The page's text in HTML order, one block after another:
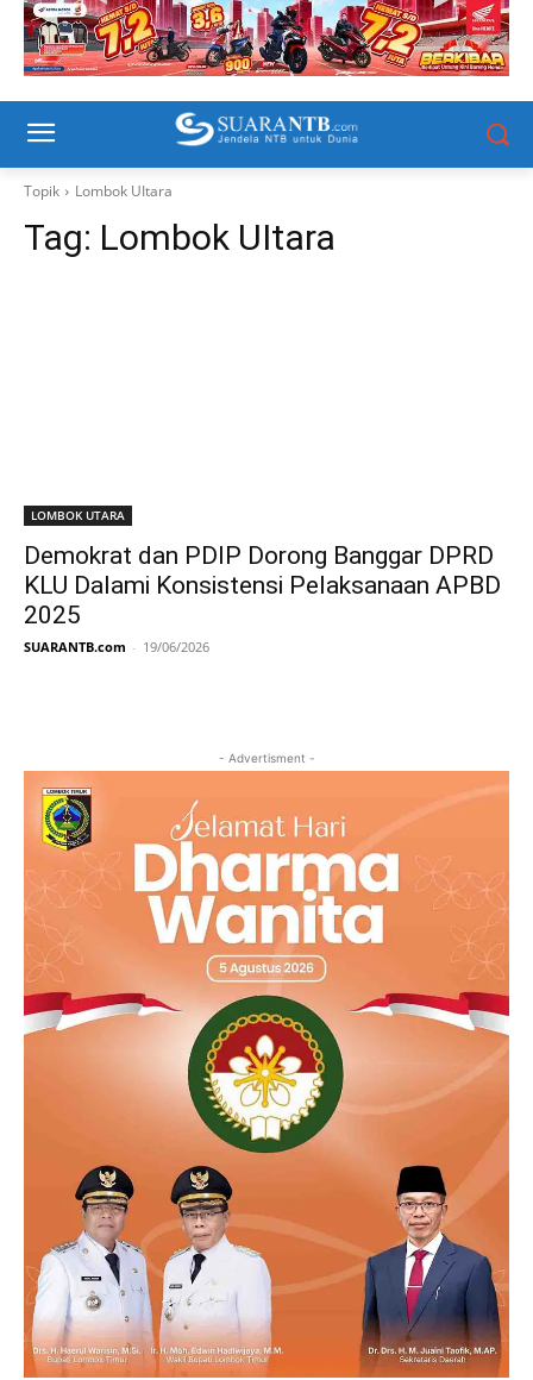
Topik Lombok UItara
Tag: Lombok UItara
LOMBOK UTARA
Demokrat dan PDIP Dorong Banggar DPRD
KLU Dalami Konsistensi Pelaksanaan APBD
2025
SUARANTB.com - 19/06/2026
- Advertisment -